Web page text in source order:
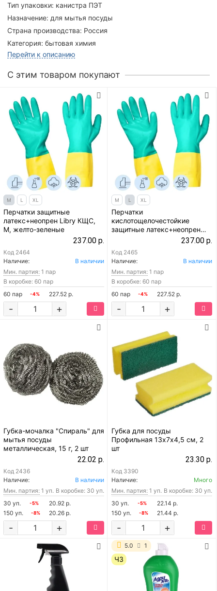
Тип упаковки: канистра ПЭТ
Назначение: для мытья посуды
Страна производства: Россия
Категория: бытовая химия
Перейти к описанию
C этим товаром покупают
M L XL
Перчатки защитные
латекс+неопрен Libry КЩС,
M, желто-зеленые
237.00 р.
Код 2464
Наличие:
В наличии
Мин. партия: 1 пар
В коробке: 60 пар
60 пар
-4% 227.52 р.
+
-
M L XL
Перчатки
кислотощелочестойкие
защитные латекс+неопрен
Libry КЩС, L, желто-зеленые
237.00 р.
Код 2465
Наличие:
В наличии
Мин. партия: 1 пар
В коробке: 60 пар
60 пар
-4% 227.52 р.
+
-
Губка-мочалка "Спираль" для
мытья посуды
металлическая, 15 г, 2 шт
22.02 р.
Код 2436
Наличие:
В наличии
Мин. партия: 1 уп. В коробке: 30 уп.
30 уп.
-5%
20.92 р.
150 уп.
-8% 20.26 р.
+
-
Губка для посуды
Профильная 13х7х4,5 см, 2
шт
23.30 р.
Код 3390
Наличие:
Много
Мин. партия: 1 уп. В коробке: 30 уп.
30 уп.
-5%
22.14 р.
150 уп.
-8% 21.44 р.
+
-
5.0 1
ЧЗ